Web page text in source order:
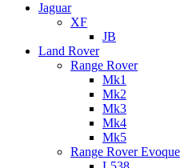
Jaguar
XF
JB
Land Rover
Range Rover
Mk1
Mk2
Mk3
Mk4
Mk5
Range Rover Evoque